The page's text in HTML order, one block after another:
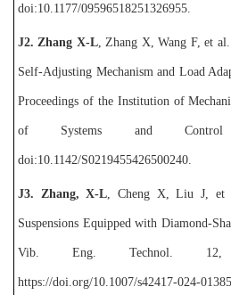
doi:10.1177/09596518251326955.
J2. Zhang X-L, Zhang X,Wang F, et
Self-Adjusting Mechanism and Load
Proceedings of the Institution of
of Systems and Control
doi:10.1142/S0219455426500240.
J3. Zhang, X-L, Cheng X, Liu J, et
Suspensions Equipped with Diamond-
Vib. Eng. Technol. 12,
https://doi.org/10.1007/s42417-024-